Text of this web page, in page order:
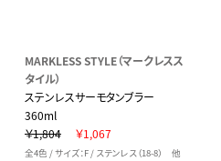
MARKLESS STYLE（マークレスス
タイル）
ステンレスサーモタンブラー
360ml
￥1,804
￥1,067
全4色 / サイズ：F / ステンレス（18-8） 他